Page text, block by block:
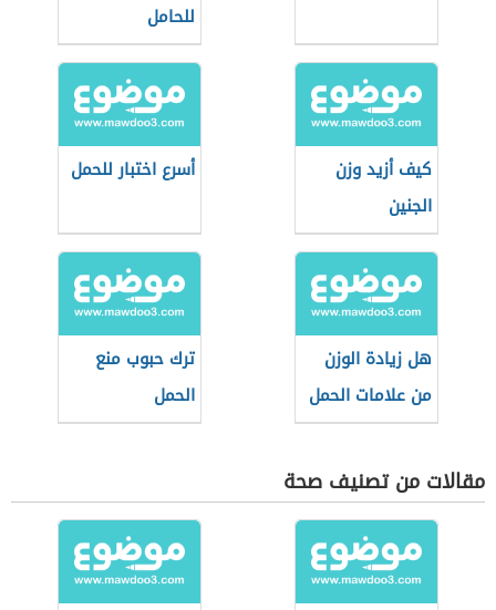
للحامل
كيف أزيد وزن
الجنين
أسرع اختبار للحمل
هل زيادة الوزن
من علامات الحمل
ترك حبوب منع
الحمل
مقالات من تصنيف صحة